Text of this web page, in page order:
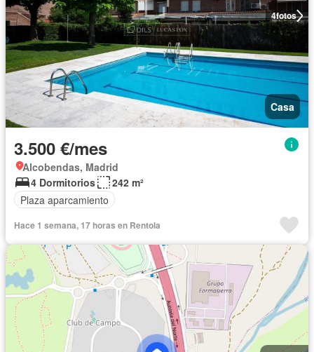
4fotos
Casa
3.500 €/mes
Alcobendas, Madrid
4 Dormitorios
242 m²
Plaza aparcamiento
Hace 1 semana, 17 horas en Rentola